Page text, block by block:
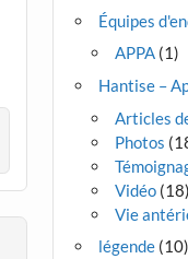
Équipes
APPA (1)
Hantise –
Articles
Photos
Vidéo (18)
Vie
légende (10)